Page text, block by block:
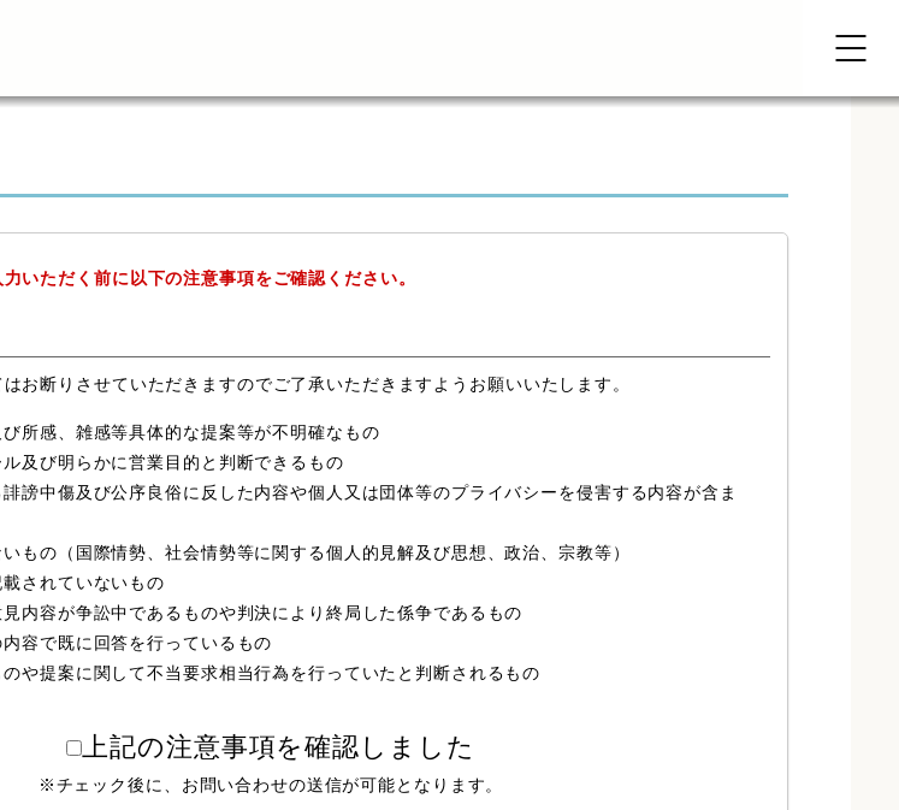
いただく前に以下の注意事項をご確認ください。
お断りさせていただきますのでご了承いただきますようお願いいたします。
所感、雑感等具体的な提案等が不明確なもの
及び明らかに営業目的と判断できるもの
謗中傷及び公序良俗に反した内容や個人又は団体等のプライバシーを侵害する内容が含ま
もの（国際情勢、社会情勢等に関する個人的見解及び思想、政治、宗教等）
されていないもの
内容が争訟中であるものや判決により終局した係争であるもの
容で既に回答を行っているもの
や提案に関して不当要求相当行為を行っていたと判断されるもの
上記の注意事項を確認しました
※チェック後に、お問い合わせの送信が可能となります。